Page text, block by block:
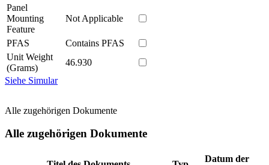
Panel
Mounting
Feature
Not Applicable
PFAS
Contains PFAS
Unit Weight
(Grams)
46.930
Siehe Simular
Alle zugehörigen Dokumente
Alle zugehörigen Dokumente
Datum der